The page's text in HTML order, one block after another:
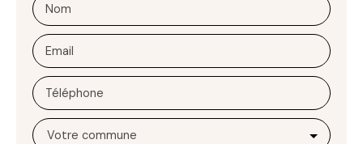
Nom
Email
Téléphone
Votre commune